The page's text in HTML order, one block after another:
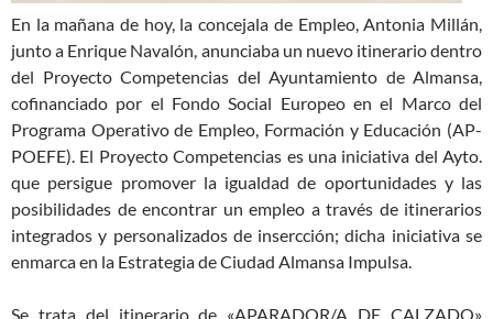
En la mañana de hoy, la concejala de Empleo, Antonia Millán,
junto a Enrique Navalón, anunciaba un nuevo itinerario dentro
del Proyecto Competencias del Ayuntamiento de Almansa,
cofinanciado por el Fondo Social Europeo en el Marco del
Programa Operativo de Empleo, Formación y Educación (AP-
POEFE). El Proyecto Competencias es una iniciativa del Ayto.
que persigue promover la igualdad de oportunidades y las
posibilidades de encontrar un empleo a través de itinerarios
integrados y personalizados de insercción; dicha iniciativa se
enmarca en la Estrategia de Ciudad Almansa Impulsa.
Se trata del itinerario de «APARADOR/A DE CALZADO»